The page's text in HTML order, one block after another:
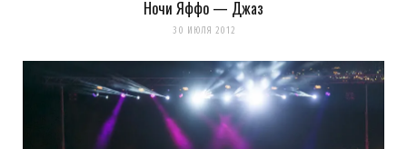
Ночи Яффо — Джаз
30 ИЮЛЯ 2012